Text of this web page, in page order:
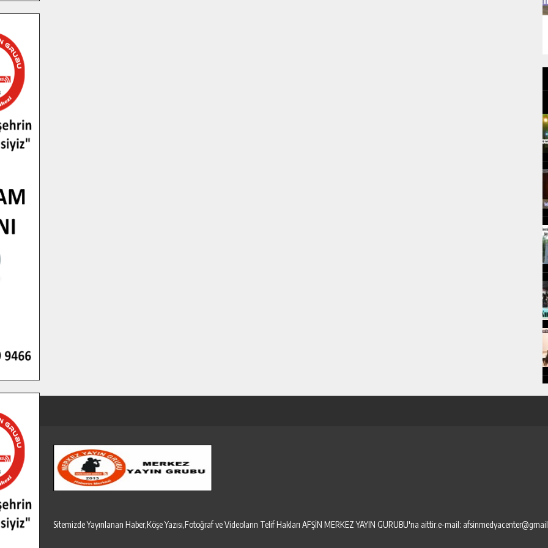
Sitemizde Yayınlanan Haber,Köşe Yazısı,Fotoğraf ve Videoların Telif Hakları AFŞİN MERKEZ YAYIN GURUBU'na aittir.e-mail: